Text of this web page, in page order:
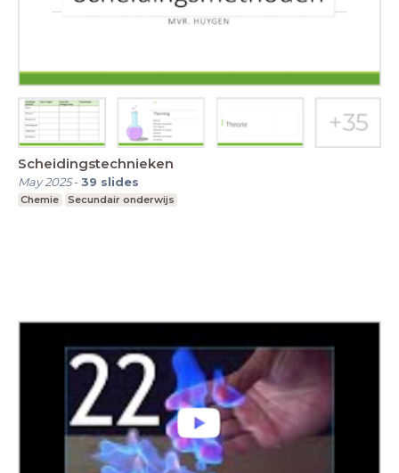
Scheidingstechnieken
May 2025-39 slides
Chemie Secundair onderwijs